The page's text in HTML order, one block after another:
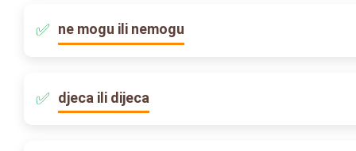
ne mogu ili nemogu
djeca ili dijeca